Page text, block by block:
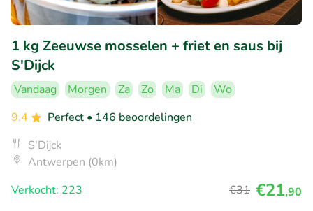
1 kg Zeeuwse mosselen + friet en saus bij
S'Dijck
Vandaag Morgen Za Zo Ma Di
Wo
9.4
Perfect • 146 beoordelingen
S'Dijck
Antwerpen (0km)
Verkocht: 223
€31 €21,90